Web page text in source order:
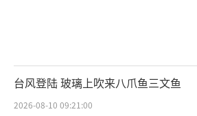
台风登陆 玻璃上吹来八爪鱼三文鱼
2026-08-10 09:21:00